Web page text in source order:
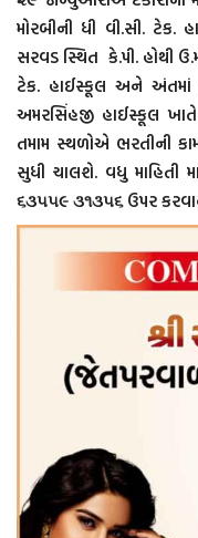
મોરબીની ધી વી.સી. ટેક.
સરવડ સ્થિત કે.પી. હોથી
ટેક. હાઈસ્કૂલ અને અંતમાં
અમરસિંહજી હાઈસ્કૂલ
તમામ સ્થળોએ ભરતીની
સુધી ચાલશે. વધુ માહિતી
૬૩૫૫૯ ૩૧૩૫૬ ઉપર